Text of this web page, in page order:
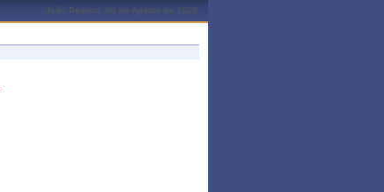
João Pessoa, 06 de Agosto de 2026